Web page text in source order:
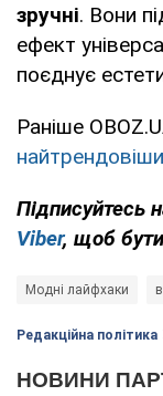
зручні. Вони
ефект
поєднує
Раніше
Підписуйтесь
Viber, щоб бути
Модні лайфхаки
Редакційна політика